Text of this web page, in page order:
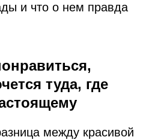
и что о нем правда
туда, где
между красивой